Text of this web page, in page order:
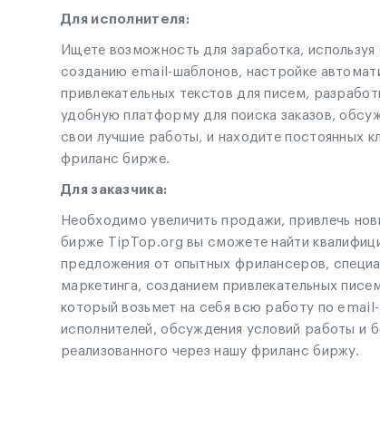
Для исполнителя:
Ищете возможность для заработка,
созданию email-шаблонов, настройке
привлекательных текстов для писем,
удобную платформу для поиска заказов,
свои лучшие работы, и находите постоянных
фриланс бирже.
Для заказчика:
Необходимо увеличить продажи, привлечь
бирже TipTop.org вы сможете найти
предложения от опытных фрилансеров,
маркетинга, созданием привлекательных
который возьмет на себя всю работу по
исполнителей, обсуждения условий работы и
реализованного через нашу фриланс биржу.